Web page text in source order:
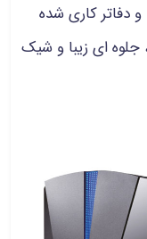
دفاتر کاری شده
جلوه ای زیبا و شیک